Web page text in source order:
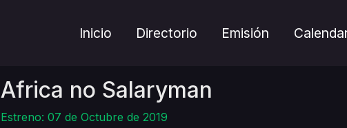
Inicio Directorio Emisión
Africa no Salaryman
Estreno: 07 de Octubre de 2019